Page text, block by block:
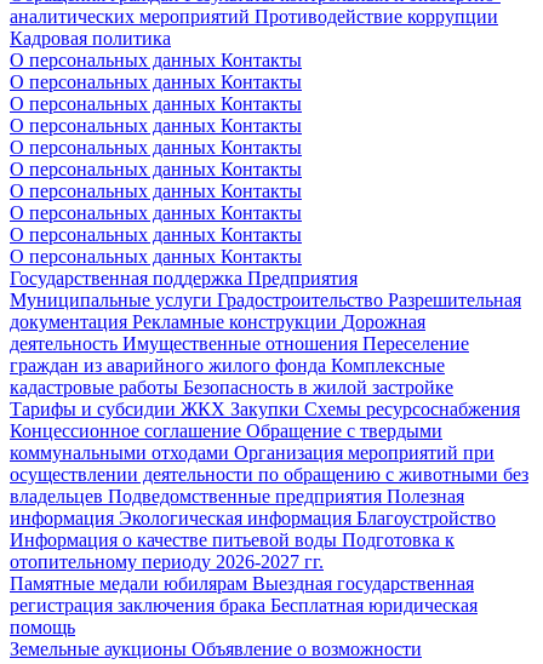
аналитических мероприятий Противодействие коррупции
Кадровая политика
О персональных данных Контакты
О персональных данных Контакты
О персональных данных Контакты
О персональных данных Контакты
О персональных данных Контакты
О персональных данных Контакты
О персональных данных Контакты
О персональных данных Контакты
О персональных данных Контакты
О персональных данных Контакты
Государственная поддержка Предприятия
Муниципальные услуги Градостроительство Разрешительная
документация Рекламные конструкции Дорожная
деятельность Имущественные отношения Переселение
граждан из аварийного жилого фонда Комплексные
кадастровые работы Безопасность в жилой застройке
Тарифы и субсидии ЖКХ Закупки Схемы ресурсоснабжения
Концессионное соглашение Обращение с твердыми
коммунальными отходами Организация мероприятий при
осуществлении деятельности по обращению с животными без
владельцев Подведомственные предприятия Полезная
информация Экологическая информация Благоустройство
Информация о качестве питьевой воды Подготовка к
отопительному периоду 2026-2027 гг.
Памятные медали юбилярам Выездная государственная
регистрация заключения брака Бесплатная юридическая
помощь
Земельные аукционы Объявление о возможности